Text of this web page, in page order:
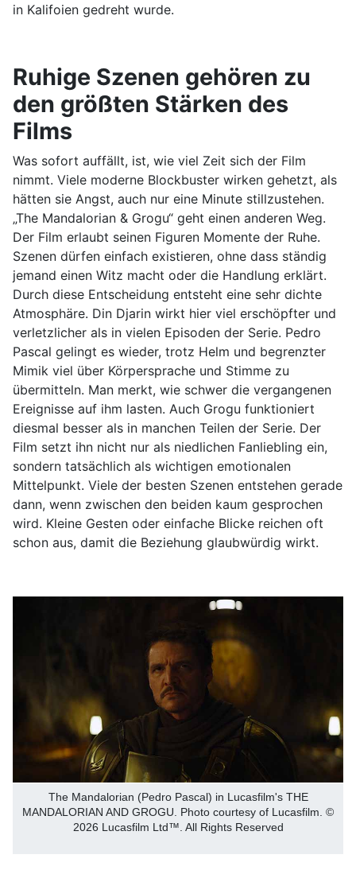
in Kalifoien gedreht wurde.
Ruhige Szenen gehören zu
den größten Stärken des
Films
Was sofort auffällt, ist, wie viel Zeit sich der Film
nimmt. Viele moderne Blockbuster wirken gehetzt, als
hätten sie Angst, auch nur eine Minute stillzustehen.
„The Mandalorian & Grogu“ geht einen anderen Weg.
Der Film erlaubt seinen Figuren Momente der Ruhe.
Szenen dürfen einfach existieren, ohne dass ständig
jemand einen Witz macht oder die Handlung erklärt.
Durch diese Entscheidung entsteht eine sehr dichte
Atmosphäre. Din Djarin wirkt hier viel erschöpfter und
verletzlicher als in vielen Episoden der Serie. Pedro
Pascal gelingt es wieder, trotz Helm und begrenzter
Mimik viel über Körpersprache und Stimme zu
übermitteln. Man merkt, wie schwer die vergangenen
Ereignisse auf ihm lasten. Auch Grogu funktioniert
diesmal besser als in manchen Teilen der Serie. Der
Film setzt ihn nicht nur als niedlichen Fanliebling ein,
sondern tatsächlich als wichtigen emotionalen
Mittelpunkt. Viele der besten Szenen entstehen gerade
dann, wenn zwischen den beiden kaum gesprochen
wird. Kleine Gesten oder einfache Blicke reichen oft
schon aus, damit die Beziehung glaubwürdig wirkt.
The Mandalorian (Pedro Pascal) in Lucasfilm's THE
MANDALORIAN AND GROGU. Photo courtesy of Lucasfilm. ©
2026 Lucasfilm Ltd™. All Rights Reserved